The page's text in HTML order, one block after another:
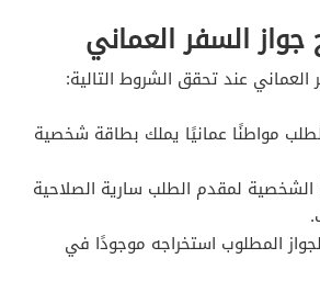
السفر العماني
العماني عند تحقق الشروط التالية:
مواطنًا عمانيًا يملك بطاقة شخصية
الشخصية لمقدم الطلب سارية الصلاحية
المطلوب استخراجه موجودًا في